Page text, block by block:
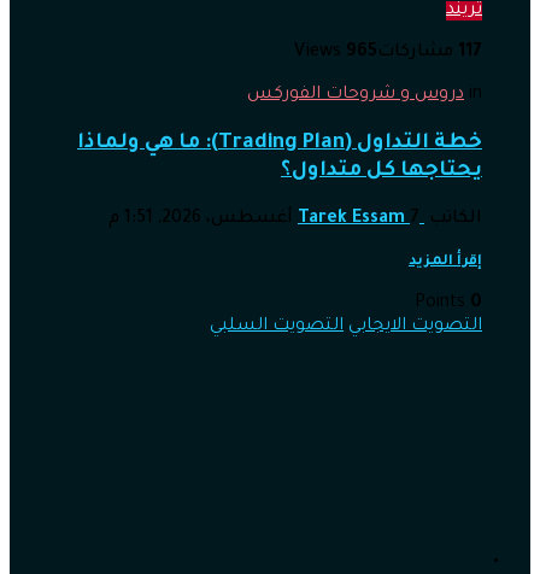
تريند
117 مشاركات965
in دروس و شروحات الفوركس
خطة التداول (Trading Plan): ما هي ولماذا
يحتاجها كل متداول؟
الكاتب Tarek Essam 7 أغسطس، 2026, 1:51 م
إقرأ المزيد
0
التصويت الايجابي التصويت السلبي